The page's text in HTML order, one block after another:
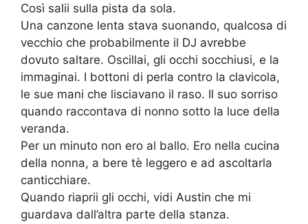
Così salii sulla pista da sola.
Una canzone lenta stava suonando, qualcosa di
vecchio che probabilmente il DJ avrebbe
dovuto saltare. Oscillai, gli occhi socchiusi, e la
immaginai. I bottoni di perla contro la clavicola,
le sue mani che lisciavano il raso. Il suo sorriso
quando raccontava di nonno sotto la luce della
veranda.
Per un minuto non ero al ballo. Ero nella cucina
della nonna, a bere tè leggero e ad ascoltarla
canticchiare.
Quando riaprii gli occhi, vidi Austin che mi
guardava dall’altra parte della stanza.